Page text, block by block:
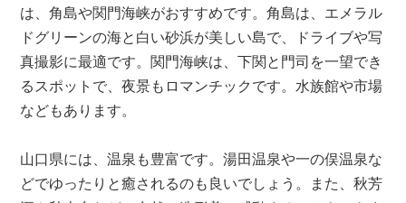
は、角島や関門海峡がおすすめです。角島は、エメラル
ドグリーンの海と白い砂浜が美しい島で、ドライブや写
真撮影に最適です。関門海峡は、下関と門司を一望でき
るスポットで、夜景もロマンチックです。水族館や市場
などもあります。
山口県には、温泉も豊富です。湯田温泉や一の俣温泉な
どでゆったりと癒されるのも良いでしょう。また、秋芳